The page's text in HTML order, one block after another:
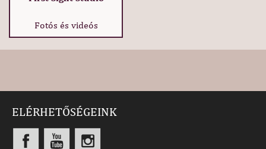
Fotós és videós
ELÉRHETŐSÉGEINK